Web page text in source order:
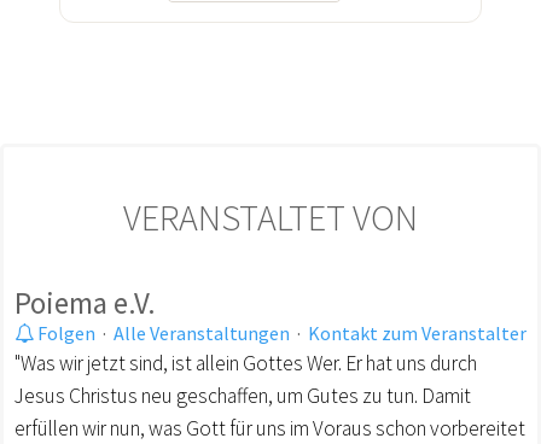
VERANSTALTET VON
Poiema e.V.
Folgen · Alle Veranstaltungen · Kontakt zum Veranstalter
"Was wir jetzt sind, ist allein Gottes Wer. Er hat uns durch
Jesus Christus neu geschaffen, um Gutes zu tun. Damit
erfüllen wir nun, was Gott für uns im Voraus schon vorbereitet